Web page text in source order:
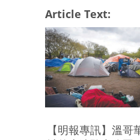
Article Text:
【明報專訊】溫